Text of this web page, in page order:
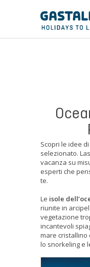
Scopri le idee
selezionato.
vacanza su
esperti che
te.
Le isole
riunite in
vegetazione
incantevoli
mare cristallino
lo snorkeling e